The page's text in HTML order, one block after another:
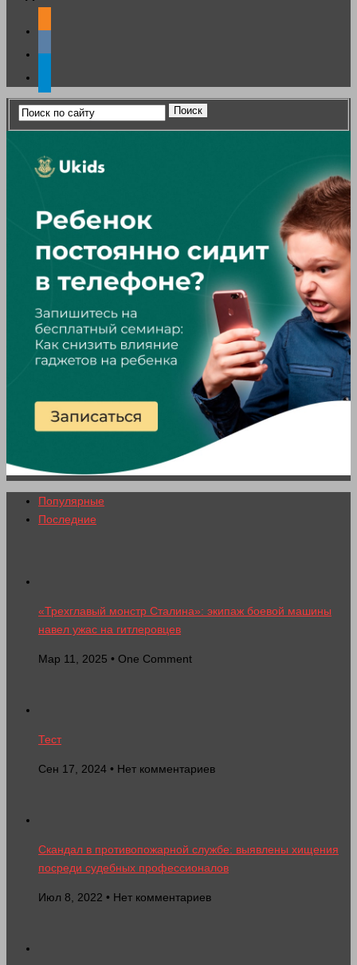
Популярные
Последние
«Трехглавый монстр Сталина»: экипаж боевой машины
навел ужас на гитлеровцев
Мар 11, 2025 • One Comment
Тест
Сен 17, 2024 • Нет комментариев
Скандал в противопожарной службе: выявлены хищения
посреди судебных профессионалов
Июл 8, 2022 • Нет комментариев